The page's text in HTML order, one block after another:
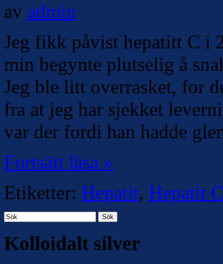
av admin
Jeg fikk påvist hepatitt C i
min begynte plutselig å
Jeg ble litt overrasket, for
fra at jeg har sjekket
var der fordi han hadde
Fortsätt läsa »
Etiketter: Hepatit, Hepatit
Sök
Kolloidalt silver